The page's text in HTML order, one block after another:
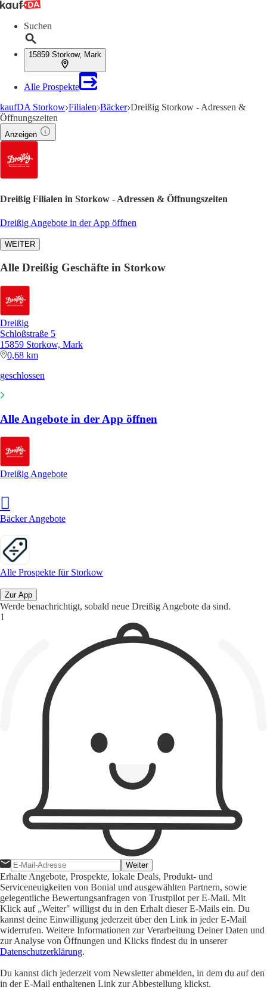
Suchen
15859 Storkow, Mark
Alle Prospekte
kaufDA Storkow Filialen Bäcker Dreißig Storkow - Adressen &
Öffnungszeiten
Anzeigen
Dreißig Filialen in Storkow - Adressen & Öffnungszeiten
Dreißig Angebote in der App öffnen
WEITER
Alle Dreißig Geschäfte in Storkow
Dreißig
Schloßstraße 5
15859 Storkow, Mark
0,68 km
geschlossen
Alle Angebote in der App öffnen
Dreißig Angebote
Bäcker Angebote
Alle Prospekte für Storkow
Zur App
Werde benachrichtigt, sobald neue Dreißig Angebote da sind.
Weiter
Erhalte Angebote, Prospekte, lokale Deals, Produkt- und
Serviceneuigkeiten von Bonial und ausgewählten Partnern, sowie
gelegentliche Bewertungsanfragen von Trustpilot per E-Mail. Mit
Klick auf „Weiter" willigst du in den Erhalt dieser E-Mails ein. Du
kannst deine Einwilligung jederzeit über den Link in jeder E-Mail
widerrufen. Weitere Informationen zur Verarbeitung Deiner Daten und
zur Analyse von Öffnungen und Klicks findest du in unserer
Datenschutzerklärung.
Du kannst dich jederzeit vom Newsletter abmelden, in dem du auf den
in der E-Mail enthaltenen Link zur Abbestellung klickst.